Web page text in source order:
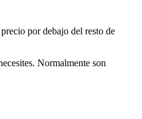
por debajo del resto de
Normalmente son